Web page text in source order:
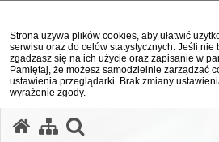
Strona używa plików cookies, aby ułatwić
serwisu oraz do celów statystycznych. Jeśli nie
zgadzasz się na ich użycie oraz zapisanie w
Pamiętaj, że możesz samodzielnie zarządzać
ustawienia przeglądarki. Brak zmiany
wyrażenie zgody.